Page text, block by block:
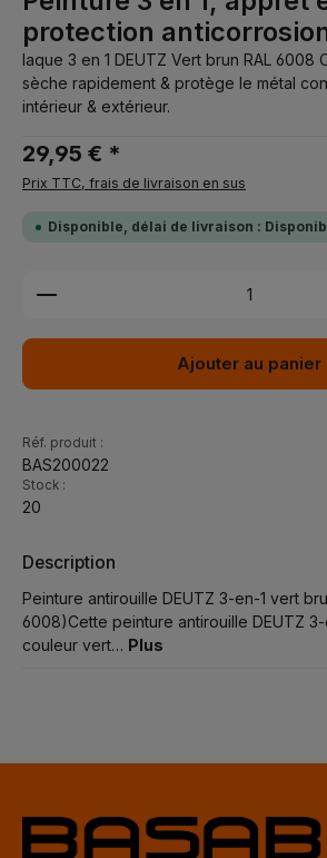
protection
laque 3 en 1 DEUTZ Vert brun RAL 6008
sèche rapidement & protège le métal
intérieur & extérieur.
29,95 € *
Prix TTC, frais de livraison en sus
Disponible, délai de livraison :
Quantité de produit : Entrez la
Ajouter au panier
Réf. produit :
BAS200022
Stock :
20
Description
Peinture antirouille DEUTZ 3-en-1 vert
6008)Cette peinture antirouille DEUTZ
couleur vert… Plus